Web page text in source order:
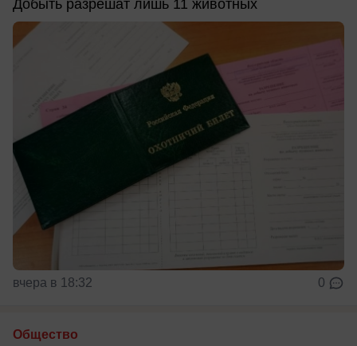
Добыть разрешат лишь 11 животных
вчера в 18:32 0
Общество